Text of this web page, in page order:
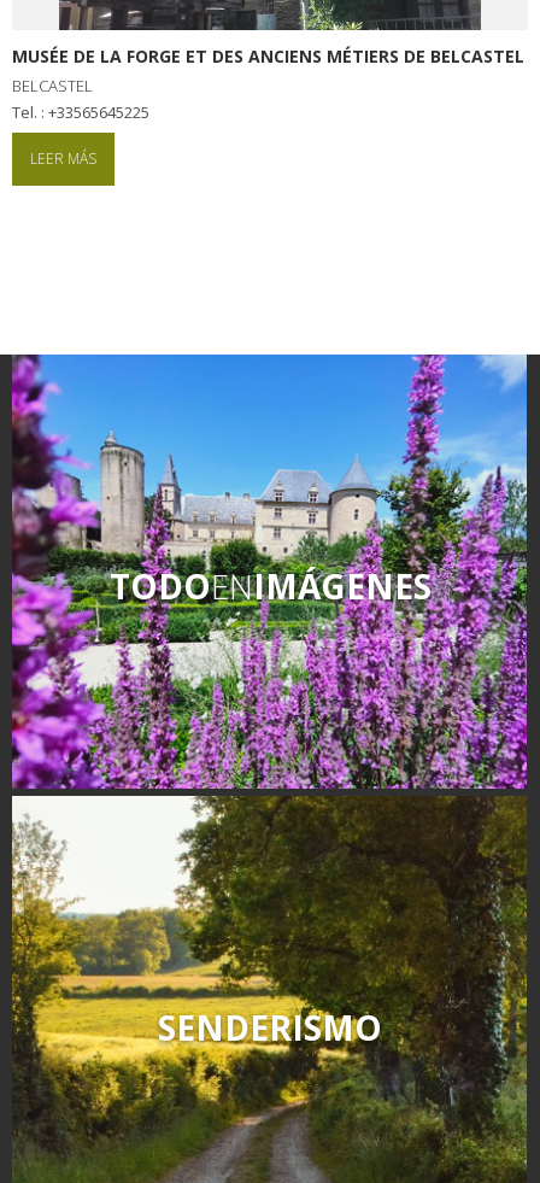
kilómetros
Los más bonitos pueblos en
Francia
Otras hermosas aldeas
UNESCO
MUSÉE DE LA FORGE ET DES ANCIENS MÉTIERS DE BELCASTEL
BELCASTEL
tel. : +33565645225
LEER MÁS
TODOENIMÁGENES
SENDERISMO